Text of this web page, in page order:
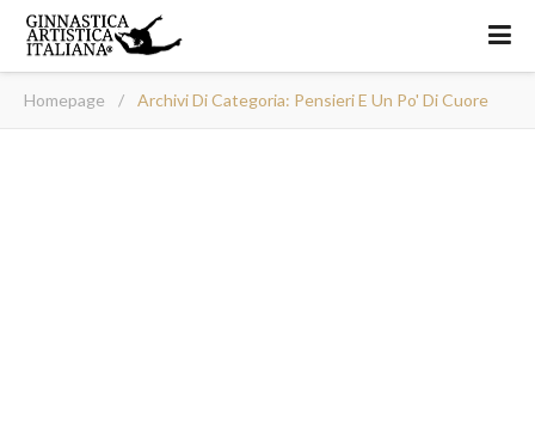
Homepage / Archivi Di Categoria: Pensieri E Un Po' Di Cuore